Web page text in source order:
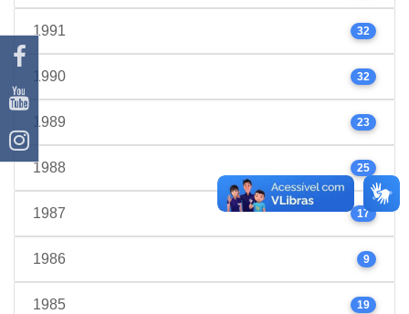
1991 32
1990 32
1989 23
1988 25
1987 17
1986 9
1985 19